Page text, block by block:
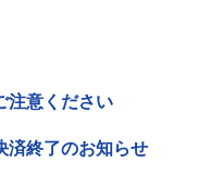
注意ください
済終了のお知らせ